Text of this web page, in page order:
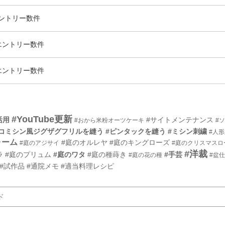
トリー数件
ントリー数件
ントリー数件
用 #YouTube更新 #おから米粉オーツケーキ #サイトメンテナンス #
ミシン風ジグザグフリルを縫う #ピンタックを縫う #ミシン刺繍 #人
ム #庭のアジサイ #庭のオルレヤ #庭のキングローズ #庭のクリスマスロ
#庭のプリュム #庭のワタ #庭の種蒔き #庭の花の種 #手芸 #洋裁 #盆
#試作品 #通院メモ #適当料理レシピ